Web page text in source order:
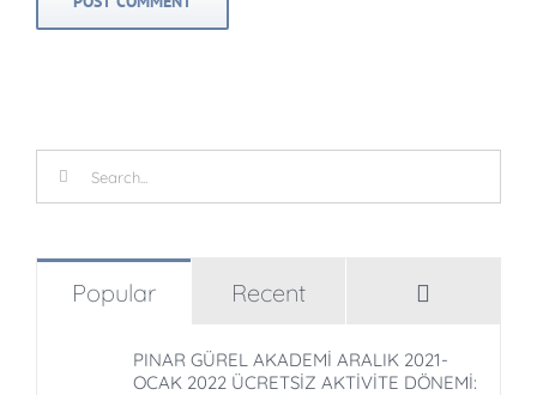
Search
for:
Popular Recent
PINAR GÜREL AKADEMİ ARALIK 2021-
OCAK 2022 ÜCRETSİZ AKTİVİTE DÖNEMİ: